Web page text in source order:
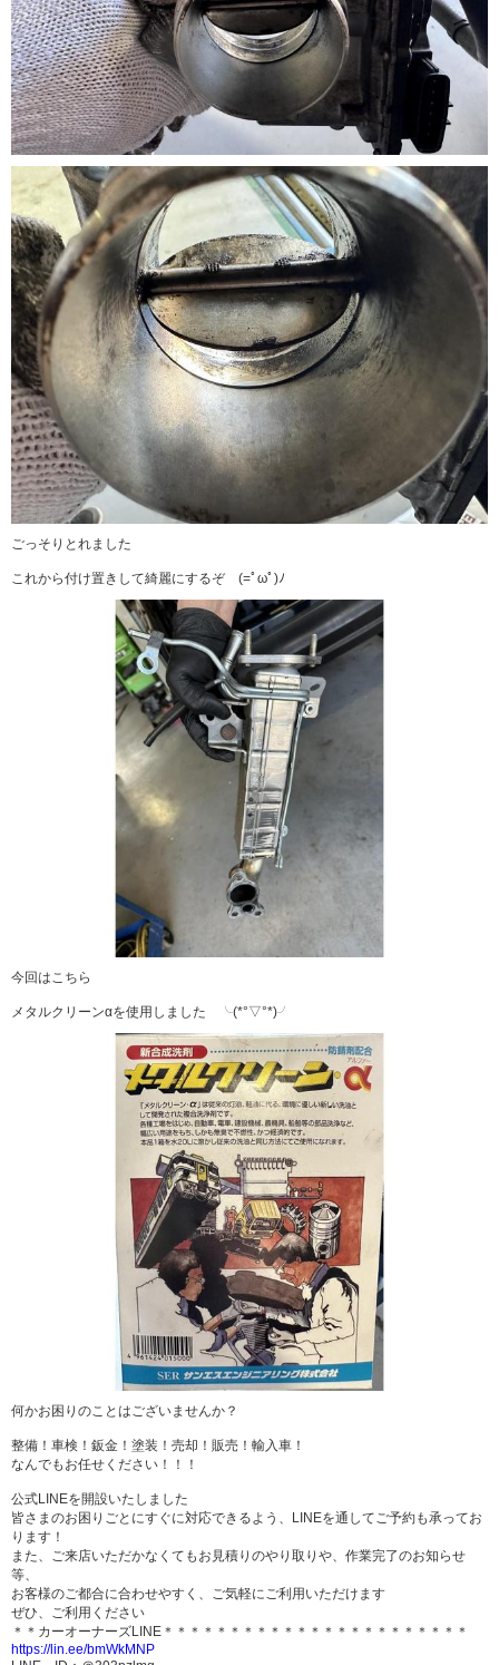
ごっそりとれました
これから付け置きして綺麗にするぞ (=ﾟωﾟ)ﾉ
今回はこちら
メタルクリーンαを使用しました ╰(*°▽°*)╯
何かお困りのことはございませんか？
整備！車検！鈑金！塗装！売却！販売！輸入車！
なんでもお任せください！！！
公式LINEを開設いたしました
皆さまのお困りごとにすぐに対応できるよう、LINEを通してご予約も承ってお
ります！
また、ご来店いただかなくてもお見積りのやり取りや、作業完了のお知らせ
等、
お客様のご都合に合わせやすく、ご気軽にご利用いただけます
ぜひ、ご利用ください
＊＊カーオーナーズLINE＊＊＊＊＊＊＊＊＊＊＊＊＊＊＊＊＊＊＊＊＊＊＊
https://lin.ee/bmWkMNP